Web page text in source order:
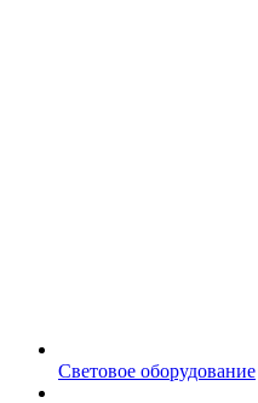
Световое оборудование